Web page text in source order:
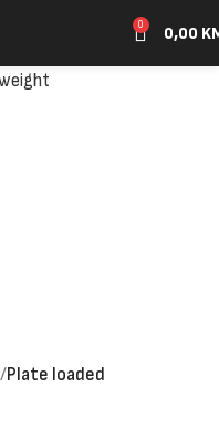
0 0,00
Plate loaded